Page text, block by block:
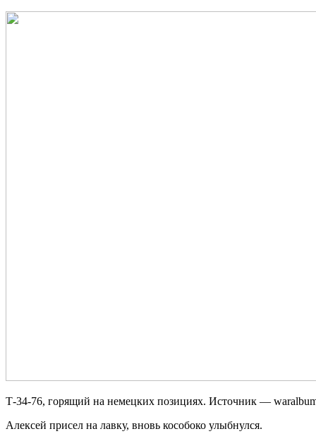
Т-34-76, горящий на немецких позициях. Источник —
Алексей присел на лавку, вновь кособоко улыбнулся.